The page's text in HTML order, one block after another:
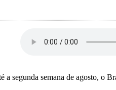
segunda semana de agosto, o